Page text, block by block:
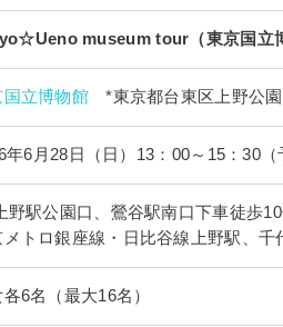
museum tour（東京国立
国立博物館 *東京都台東区上野公
年6月28日（日）13：00～15：30（
野駅公園口、鶯谷駅南口下車徒歩
メトロ銀座線・日比谷線上野駅、千
6名（最大16名）